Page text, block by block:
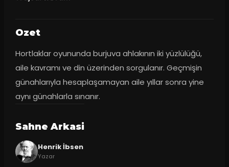
Ozet
Hortlaklar oyununda burjuva ahlakının iki yüzlülüğü,
aile kavramı ve din üzerinden sorgulanır. Geçmişin
günahlarıyla hesaplaşamayan aile yıllar sonra yine
aynı günahlarla sınanır.
Sahne Arkasi
Henrik İbsen
Yazar